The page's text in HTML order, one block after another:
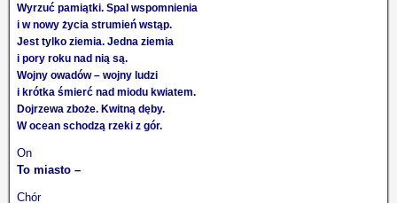
Wyrzuć pamiątki. Spal wspomnienia
i w nowy życia strumień wstąp.
Jest tylko ziemia. Jedna ziemia
i pory roku nad nią są.
Wojny owadów – wojny ludzi
i krótka śmierć nad miodu kwiatem.
Dojrzewa zboże. Kwitną dęby.
W ocean schodzą rzeki z gór.
On
To miasto –
Chór